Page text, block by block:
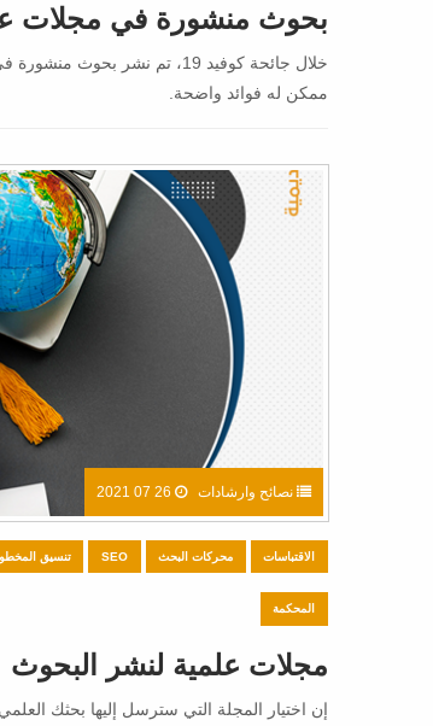
بحوث منشورة في مجلات
خلال جائحة كوفيد 19، تم
ممكن له فوائد واضحة.
نصائح وارشادات
الاقتباسات محركات البحث SEO تنسيق
المحكمة
مجلات علمية لنشر البحوث
إن اختيار المجلة التي سترسل إليها بحثك